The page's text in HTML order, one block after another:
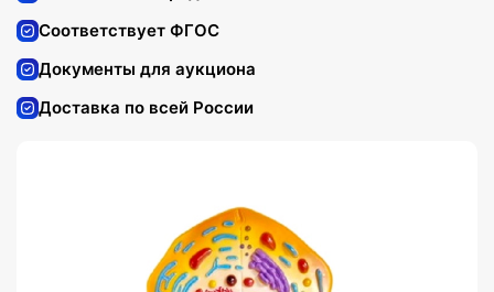
Соответствует ФГОС
Документы для аукциона
Доставка по всей России